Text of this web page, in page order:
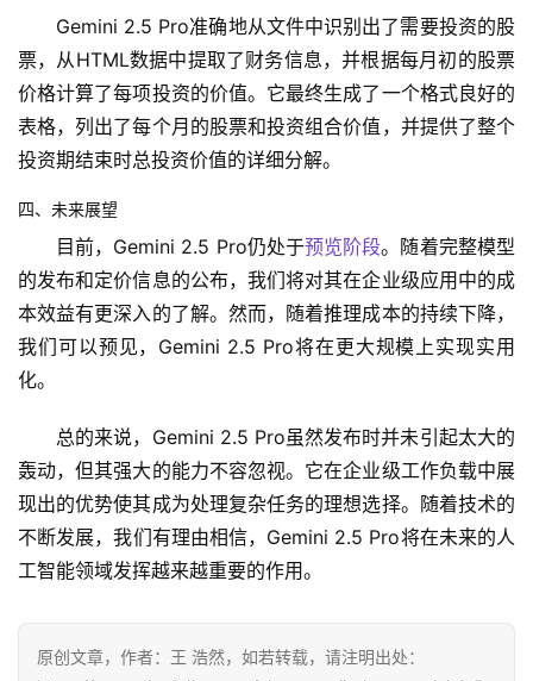
Gemini 2.5 Pro准确地从文件中识别出了需要投资的股
票，从HTML数据中提取了财务信息，并根据每月初的股票
价格计算了每项投资的价值。它最终生成了一个格式良好的
表格，列出了每个月的股票和投资组合价值，并提供了整个
投资期结束时总投资价值的详细分解。
四、未来展望
目前，Gemini 2.5 Pro仍处于预览阶段。随着完整模型
的发布和定价信息的公布，我们将对其在企业级应用中的成
本效益有更深入的了解。然而，随着推理成本的持续下降，
我们可以预见，Gemini 2.5 Pro将在更大规模上实现实用
化。
总的来说，Gemini 2.5 Pro虽然发布时并未引起太大的
轰动，但其强大的能力不容忽视。它在企业级工作负载中展
现出的优势使其成为处理复杂任务的理想选择。随着技术的
不断发展，我们有理由相信，Gemini 2.5 Pro将在未来的人
工智能领域发挥越来越重要的作用。
原创文章，作者：王 浩然，如若转载，请注明出处：